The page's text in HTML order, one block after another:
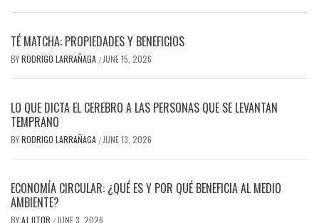
TÉ MATCHA: PROPIEDADES Y BENEFICIOS
BYRODRIGO LARRAÑAGA / JUNE 15, 2026
LO QUE DICTA EL CEREBRO A LAS PERSONAS QUE SE LEVANTAN
TEMPRANO
BYRODRIGO LARRAÑAGA / JUNE 13, 2026
ECONOMÍA CIRCULAR: ¿QUÉ ES Y POR QUÉ BENEFICIA AL MEDIO
AMBIENTE?
BYAJ JITOR / JUNE 3, 2026